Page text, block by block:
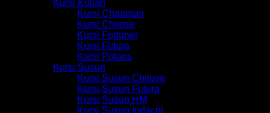
Kursi Kuliah
Kursi Chairman
Kursi Chitose
Kursi Fortuner
Kursi Futura
Kursi Polaris
Kursi Susun
Kursi Susun Chitose
Kursi Susun Futura
Kursi Susun HM
Kursi Susun Indachi